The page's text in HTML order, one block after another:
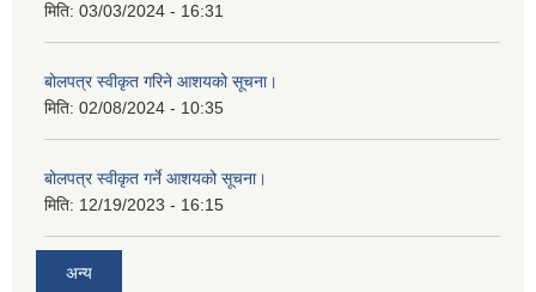
मिति: 03/03/2024 - 16:31
बोलपत्र स्वीकृत गरिने आशयको सूचना।
मिति: 02/08/2024 - 10:35
बोलपत्र स्वीकृत गर्ने आशयको सूचना।
मिति: 12/19/2023 - 16:15
अन्य